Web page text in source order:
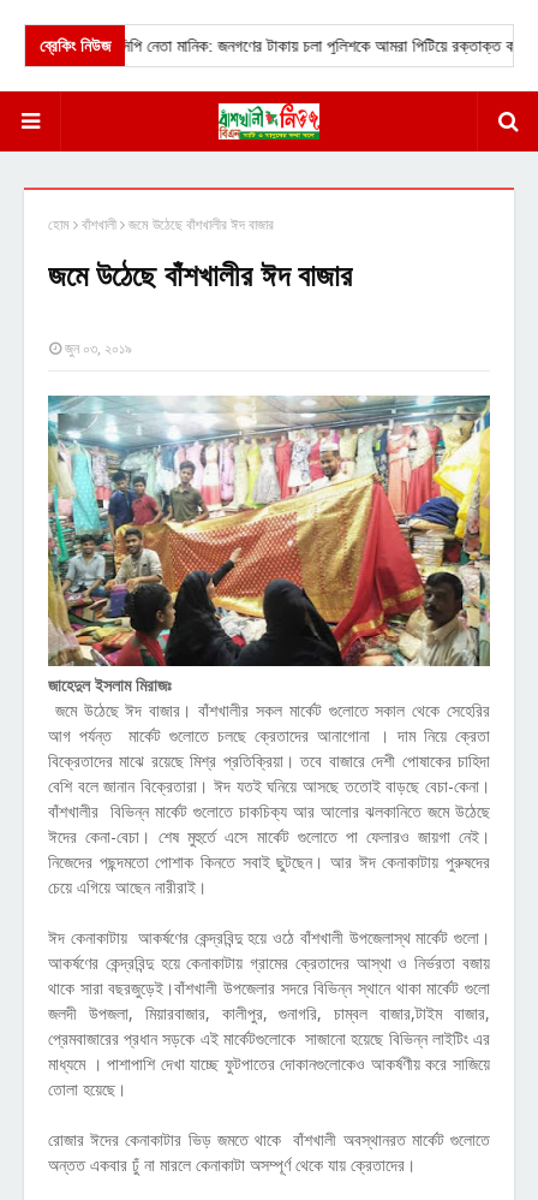
ব্রেকিং নিউজ
এনসিপি নেতা মানিক: জনগণের টাকায় চলা পুলিশকে আমরা পিটিয়ে রক্তাক্ত করেছি।
হোম বাঁশখালী জমে উঠেছে বাঁশখালীর ঈদ বাজার
জমে উঠেছে বাঁশখালীর ঈদ বাজার
জুন ০৩, ২০১৯
জাহেদুল ইসলাম মিরাজঃ
জমে উঠেছে ঈদ বাজার। বাঁশখালীর সকল মার্কেট গুলোতে সকাল থেকে সেহেরির
আগ পর্যন্ত মার্কেট গুলোতে চলছে ক্রেতাদের আনাগোনা । দাম নিয়ে ক্রেতা
বিক্রেতাদের মাঝে রয়েছে মিশ্র প্রতিক্রিয়া। তবে বাজারে দেশী পোষাকের চাহিদা
বেশি বলে জানান বিক্রেতারা। ঈদ যতই ঘনিয়ে আসছে ততোই বাড়ছে বেচা-কেনা।
বাঁশখালীর বিভিন্ন মার্কেট গুলোতে চাকচিক্য আর আলোর ঝলকানিতে জমে উঠেছে
ঈদের কেনা-বেচা। শেষ মুহুর্তে এসে মার্কেট গুলোতে পা ফেলারও জায়গা নেই।
নিজেদের পছন্দমতো পোশাক কিনতে সবাই ছুটছেন। আর ঈদ কেনাকাটায় পুরুষদের
চেয়ে এগিয়ে আছেন নারীরাই।
ঈদ কেনাকাটায় আকর্ষণের কেন্দ্রবিন্দু হয়ে ওঠে বাঁশখালী উপজেলাস্থ মার্কেট গুলো।
আকর্ষণের কেন্দ্রবিন্দু হয়ে কেনাকাটায় গ্রামের ক্রেতাদের আস্থা ও নির্ভরতা বজায়
থাকে সারা বছরজুড়েই।বাঁশখালী উপজেলার সদরে বিভিন্ন স্থানে থাকা মার্কেট গুলো
জলদী উপজলা, মিয়ারবাজার, কালীপুর, গুনাগরি, চাম্বল বাজার,টাইম বাজার,
প্রেমবাজারের প্রধান সড়কে এই মার্কেটগুলোকে সাজানো হয়েছে বিভিন্ন লাইটিং এর
মাধ্যমে । পাশাপাশি দেখা যাচ্ছে ফুটপাতের দোকানগুলোকেও আকর্ষণীয় করে সাজিয়ে
তোলা হয়েছে।
রোজার ঈদের কেনাকাটার ভিড় জমতে থাকে বাঁশখালী অবস্থানরত মার্কেট গুলোতে
অন্তত একবার ঢুঁ না মারলে কেনাকাটা অসম্পূর্ণ থেকে যায় ক্রেতাদের।